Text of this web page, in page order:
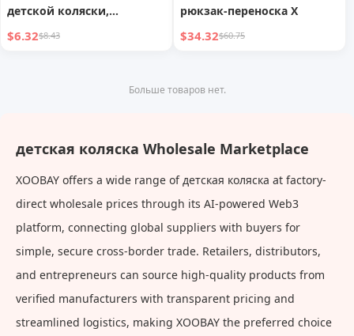
детской коляски,
музыкальный
$6.32$8.43
рюкзак-переноска X
$34.32$60.75
Больше товаров нет.
детская коляска Wholesale Marketplace
XOOBAY offers a wide range of детская коляска at factory-
direct wholesale prices through its AI-powered Web3
platform, connecting global suppliers with buyers for
simple, secure cross-border trade. Retailers, distributors,
and entrepreneurs can source high-quality products from
verified manufacturers with transparent pricing and
streamlined logistics, making XOOBAY the preferred choice